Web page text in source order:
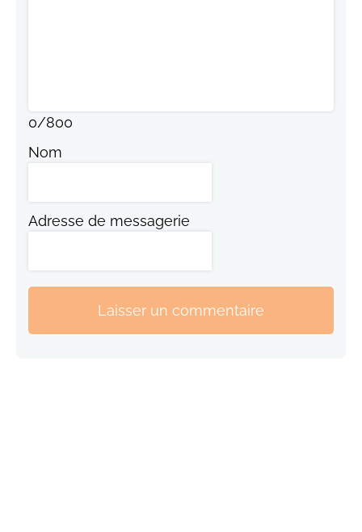
0/800
Nom
Adresse de messagerie
Laisser un commentaire